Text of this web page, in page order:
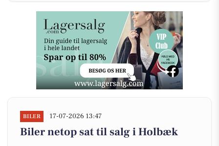
BILER 17-07-2026 13:47
Biler netop sat til salg i Holbæk